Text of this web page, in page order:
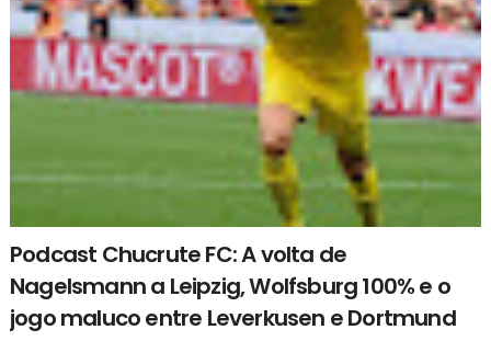
Podcast Chucrute FC: A volta de
Nagelsmann a Leipzig, Wolfsburg 100% e o
jogo maluco entre Leverkusen e Dortmund